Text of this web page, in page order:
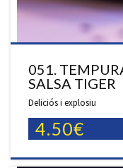
051.
SALSA TIGER
Deliciós i explosiu
4.50€